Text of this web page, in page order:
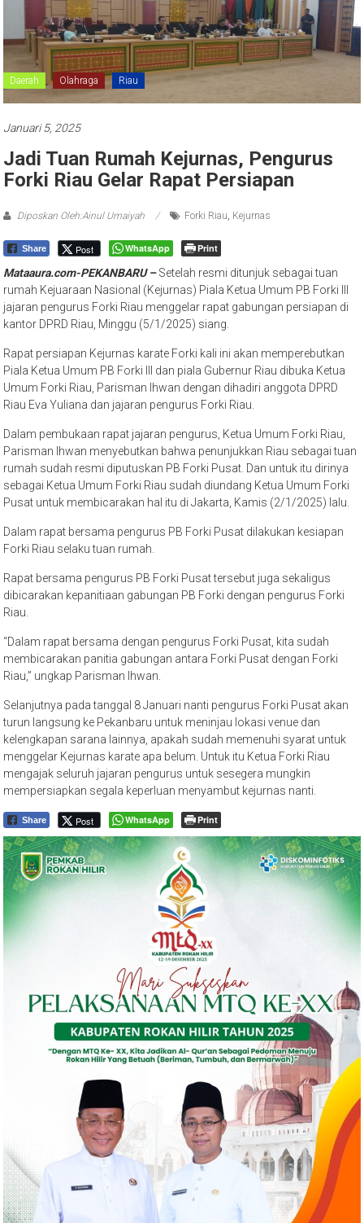
Daerah Olahraga Riau
Januari 5, 2025
Jadi Tuan Rumah Kejurnas, Pengurus
Forki Riau Gelar Rapat Persiapan
Diposkan Oleh:Ainul Umaiyah Forki Riau, Kejurnas
Share Post WhatsApp Print
Mataaura.com-PEKANBARU –Setelah resmi ditunjuk sebagai tuan
rumah Kejuaraan Nasional (Kejurnas) Piala Ketua Umum PB Forki III
jajaran pengurus Forki Riau menggelar rapat gabungan persiapan di
kantor DPRD Riau, Minggu (5/1/2025) siang.
Rapat persiapan Kejurnas karate Forki kali ini akan memperebutkan
Piala Ketua Umum PB Forki III dan piala Gubernur Riau dibuka Ketua
Umum Forki Riau, Parisman Ihwan dengan dihadiri anggota DPRD
Riau Eva Yuliana dan jajaran pengurus Forki Riau.
Dalam pembukaan rapat jajaran pengurus, Ketua Umum Forki Riau,
Parisman Ihwan menyebutkan bahwa penunjukkan Riau sebagai tuan
rumah sudah resmi diputuskan PB Forki Pusat. Dan untuk itu dirinya
sebagai Ketua Umum Forki Riau sudah diundang Ketua Umum Forki
Pusat untuk membicarakan hal itu di Jakarta, Kamis (2/1/2025) lalu.
Dalam rapat bersama pengurus PB Forki Pusat dilakukan kesiapan
Forki Riau selaku tuan rumah.
Rapat bersama pengurus PB Forki Pusat tersebut juga sekaligus
dibicarakan kepanitiaan gabungan PB Forki dengan pengurus Forki
Riau.
“Dalam rapat bersama dengan pengurus Forki Pusat, kita sudah
membicarakan panitia gabungan antara Forki Pusat dengan Forki
Riau,” ungkap Parisman Ihwan.
Selanjutnya pada tanggal 8 Januari nanti pengurus Forki Pusat akan
turun langsung ke Pekanbaru untuk meninjau lokasi venue dan
kelengkapan sarana lainnya, apakah sudah memenuhi syarat untuk
menggelar Kejurnas karate apa belum. Untuk itu Ketua Forki Riau
mengajak seluruh jajaran pengurus untuk sesegera mungkin
mempersiapkan segala keperluan menyambut kejurnas nanti.
Share Post WhatsApp Print